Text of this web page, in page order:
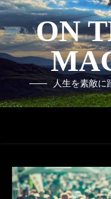
ON
人生を素敵に